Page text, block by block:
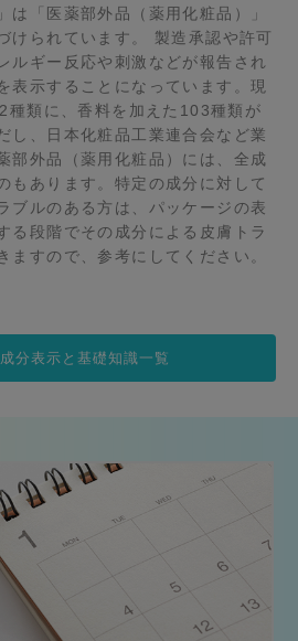
は「医薬部外品（薬用化粧品）」
けられています。 製造承認や許可
ルギー反応や刺激などが報告され
表示することになっています。現
種類に、香料を加えた103種類が
し、日本化粧品工業連合会など業
部外品（薬用化粧品）には、全成
もあります。特定の成分に対して
ブルのある方は、パッケージの表
る段階でその成分による皮膚トラ
ますので、参考にしてください。
分表示と基礎知識一覧